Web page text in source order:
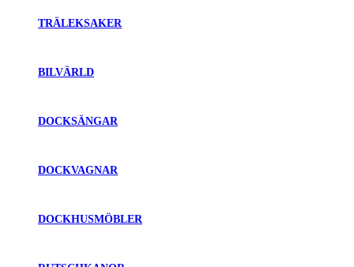
TRÄLEKSAKER
BILVÄRLD
DOCKSÄNGAR
DOCKVAGNAR
DOCKHUSMÖBLER